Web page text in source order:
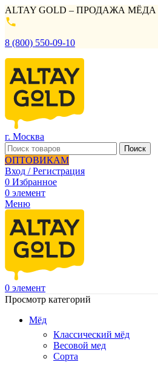
ALTAY GOLD – ПРОДАЖА
8 (800) 550-09-10
г. Москва
Поиск
ОПТОВИКАМ
Вход / Регистрация
0 Избранное
0 элемент
Меню
0 элемент
Просмотр категорий
Мёд
Классический мёд
Весовой мед
Сорта